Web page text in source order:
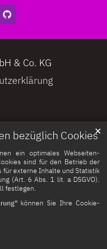
bezüglich Cookies
ein optimales Webseiten-
sind für den Betrieb der
für externe Inhalte und Statistik
(Art. 6 Abs. 1 lit. a DSGVO).
festlegen.
können Sie Ihre Cookie-
✕
& Co. KG